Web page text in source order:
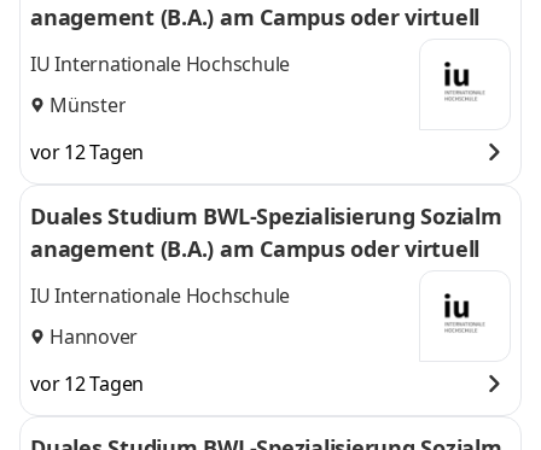
anagement (B.A.) am Campus oder virtuell
IU Internationale Hochschule
Münster
vor 12 Tagen
Duales Studium BWL-Spezialisierung Sozialm
anagement (B.A.) am Campus oder virtuell
IU Internationale Hochschule
Hannover
vor 12 Tagen